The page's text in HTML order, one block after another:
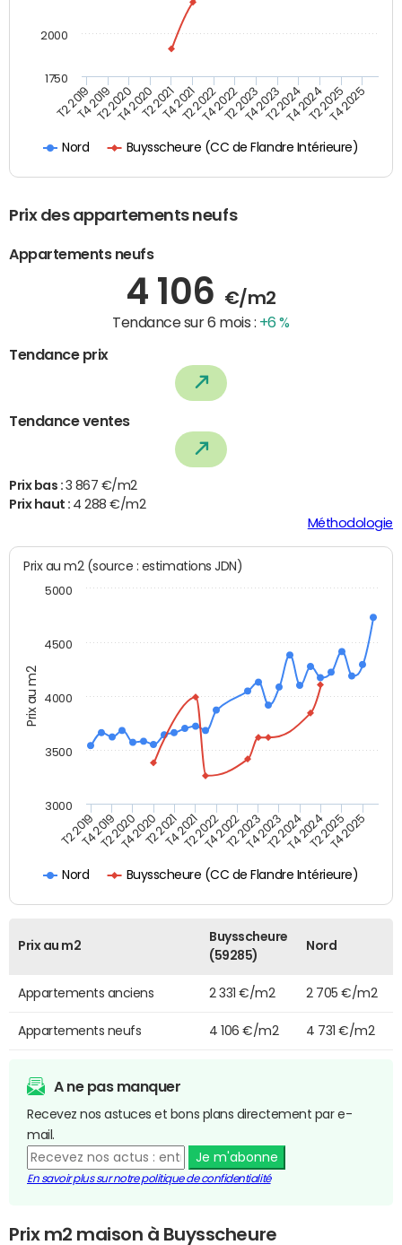
Nord Buysscheure (CC de Flandre Intérieure)
T2 2019T4 2019T2 2020T4 2020T2 2021T4 2021T2 2022T4 2022T2 2023T4 2023T2 2024T4 2024T2 2025T4 2025
1750
2000
Prix des appartements neufs
Appartements neufs
4 106 €/m2
Tendance sur 6 mois : +6 %
Tendance prix
Tendance ventes
Prix bas : 3 867 €/m2
Prix haut : 4 288 €/m2
Méthodologie
Prix au m2
Prix au m2 (source : estimations JDN)
Nord Buysscheure (CC de Flandre Intérieure)
T2 2019T4 2019T2 2020T4 2020T2 2021T4 2021T2 2022T4 2022T2 2023T4 2023T2 2024T4 2024T2 2025T4 2025
3000
3500
4000
4500
5000
Prix au m2
Buysscheure
(59285)
Nord
Appartements anciens 2 331 €/m2 2 705 €/m2
Appartements neufs 4 106 €/m2 4 731 €/m2
A ne pas manquer
Recevez nos astuces et bons plans directement par e-
mail.
Je m'abonne
En savoir plus sur notre politique de confidentialité
Prix m2 maison à Buysscheure